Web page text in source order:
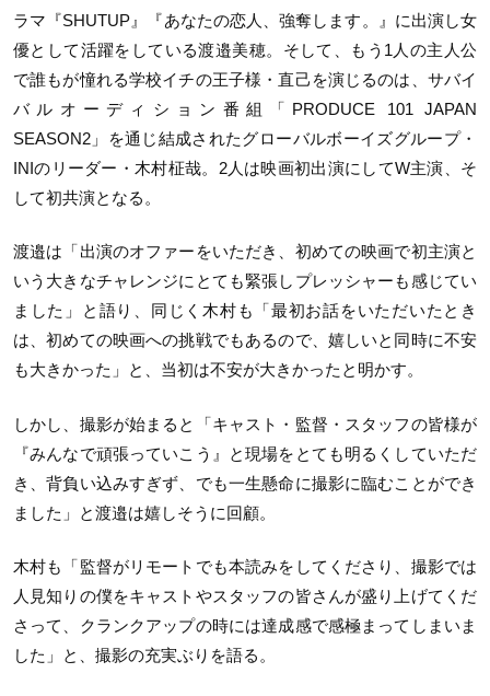
ラマ『SHUTUP』『あなたの恋人、強奪します。』に出演し女
優として活躍をしている渡邉美穂。そして、もう1人の主人公
で誰もが憧れる学校イチの王子様・直己を演じるのは、サバイ
バルオーディション番組「PRODUCE 101 JAPAN
SEASON2」を通じ結成されたグローバルボーイズグループ・
INIのリーダー・木村柾哉。2人は映画初出演にしてW主演、そ
して初共演となる。
渡邉は「出演のオファーをいただき、初めての映画で初主演と
いう大きなチャレンジにとても緊張しプレッシャーも感じてい
ました」と語り、同じく木村も「最初お話をいただいたとき
は、初めての映画への挑戦でもあるので、嬉しいと同時に不安
も大きかった」と、当初は不安が大きかったと明かす。
しかし、撮影が始まると「キャスト・監督・スタッフの皆様が
『みんなで頑張っていこう』と現場をとても明るくしていただ
き、背負い込みすぎず、でも一生懸命に撮影に臨むことができ
ました」と渡邉は嬉しそうに回顧。
木村も「監督がリモートでも本読みをしてくださり、撮影では
人見知りの僕をキャストやスタッフの皆さんが盛り上げてくだ
さって、クランクアップの時には達成感で感極まってしまいま
した」と、撮影の充実ぶりを語る。